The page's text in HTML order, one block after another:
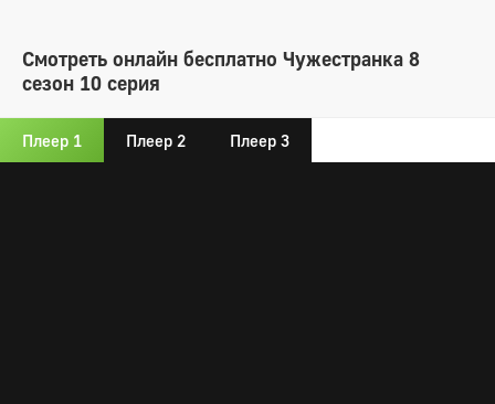
Смотреть онлайн бесплатно Чужестранка 8
сезон 10 серия
Плеер 1 Плеер 2 Плеер 3